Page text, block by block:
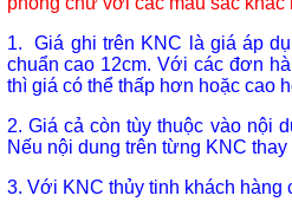
1. Giá ghi trên KNC là giá áp
chuẩn cao 12cm. Với các đơn
thì giá có thể thấp hơn hoặc cao
2. Giá cả còn tùy thuộc vào nội
Nếu nội dung trên từng KNC
3. Với KNC thủy tinh khách hàng